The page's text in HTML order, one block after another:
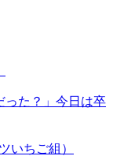
った？」今日は卒
いちご組）